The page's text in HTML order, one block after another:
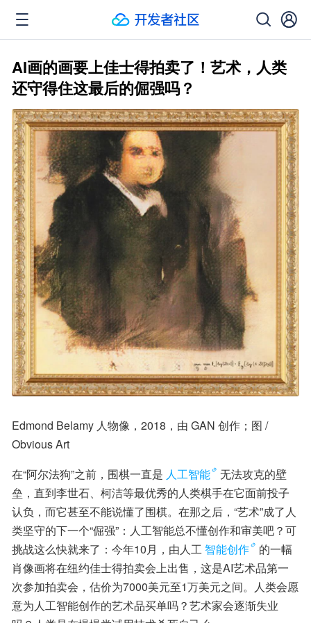
AI画的画要上佳士得拍卖了！艺术，人类
还守得住这最后的倔强吗？
Edmond Belamy 人物像，2018，由 GAN 创作；图 /
Obvious Art
在“阿尔法狗”之前，围棋一直是 人工智能
无法攻克的壁
垒，直到李世石、柯洁等最优秀的人类棋手在它面前投子
认负，而它甚至不能说懂了围棋。在那之后，“艺术”成了人
类坚守的下一个“倔强”：人工智能总不懂创作和审美吧？可
挑战这么快就来了：今年10月，由人工 智能创作
的一幅
肖像画将在纽约佳士得拍卖会上出售，这是AI艺术品第一
次参加拍卖会，估价为7000美元至1万美元之间。人类会愿
意为人工智能创作的艺术品买单吗？艺术家会逐渐失业